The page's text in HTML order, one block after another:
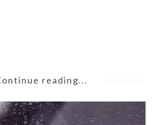
reading...